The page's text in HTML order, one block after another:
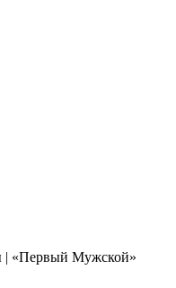
| «Первый Мужской»